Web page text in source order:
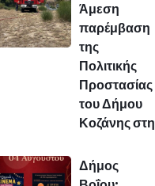
Άμεση
παρέμβαση
της
Πολιτικής
Προστασίας
του Δήμου
Κοζάνης στη
Δήμος